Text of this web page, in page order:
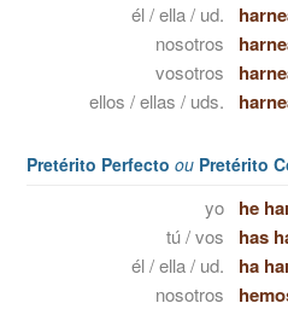
él / ella / ud.
nosotros
vosotros
ellos / ellas / uds.
Pretérito Perfecto ou Pretérito
yo he
tú / vos has
él / ella / ud. ha
nosotros